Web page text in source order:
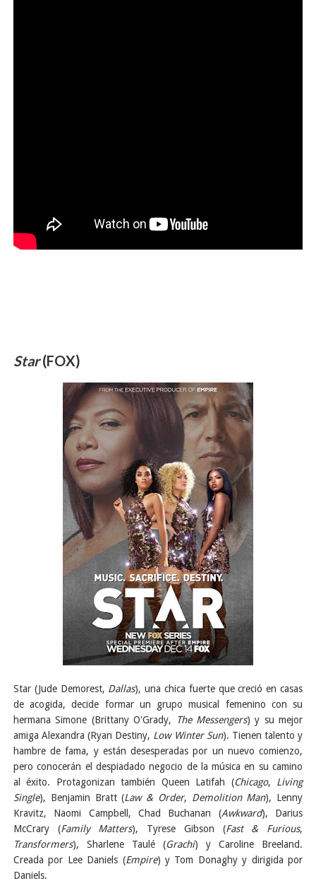
Star(FOX)
Star (Jude Demorest, Dallas), una chica fuerte que creció en casas
de acogida, decide formar un grupo musical femenino con su
hermana Simone (Brittany O'Grady,
The Messengers) y su mejor
amiga Alexandra (Ryan Destiny, Low Winter Sun). Tienen talento y
hambre de fama, y están desesperadas por un nuevo comienzo,
pero conocerán el despiadado negocio de la música en su camino
al éxito. Protagonizan también Queen Latifah (Chicago, Living
Single), Benjamin Bratt (Law & Order, Demolition Man), Lenny
Kravitz, Naomi Campbell, Chad Buchanan (Awkward), Darius
McCrary (Family Matters), Tyrese Gibson (Fast & Furious,
Transformers), Sharlene Taulé (Grachi) y Caroline Breeland.
Creada por Lee Daniels (Empire) y Tom Donaghy y dirigida por
Daniels.